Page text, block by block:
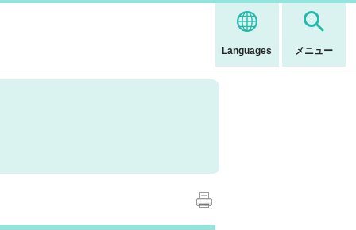
Languages メニュー